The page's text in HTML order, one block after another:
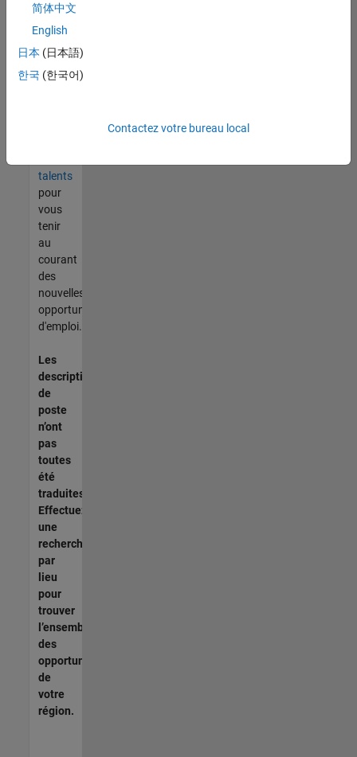
pas
d'offre
corresponde
à vos
talents
pour
vous
tenir
au
courant
des
nouvelles
opportunités
d'emploi.
Les
descriptions
de
poste
n’ont
pas
toutes
été
traduites.
Effectuez
une
recherche
par
lieu
pour
trouver
l’ensemble
des
opportunités
de
votre
région.
简体中文
English
日本 (日本語)
한국 (한국어)
Contactez votre bureau local